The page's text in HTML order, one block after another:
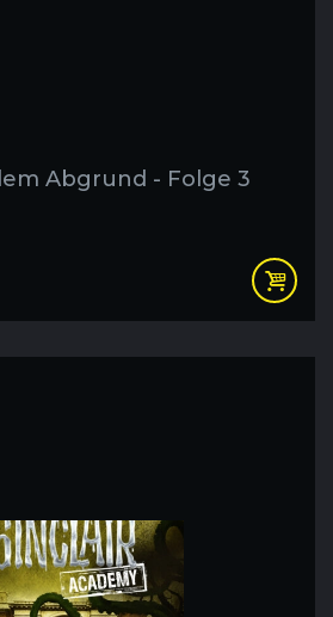
Abgrund - Folge 3